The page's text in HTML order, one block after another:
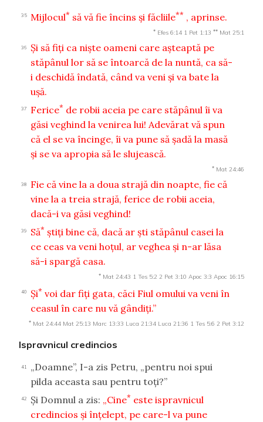
35 Mijlocul* să vă fie încins şi făcliile** , aprinse.
* Efes 6:14 1 Pet 1:13 ** Mat 25:1
36
Şi să fiţi ca nişte oameni care aşteaptă pe
stăpânul lor să se întoarcă de la nuntă, ca să-
i deschidă îndată, când va veni şi va bate la
uşă.
37 Ferice* de robii aceia pe care stăpânul îi va
găsi veghind la venirea lui! Adevărat vă spun
că el se va încinge, îi va pune să şadă la masă
şi se va apropia să le slujească.
* Mat 24:46
38
Fie că vine la a doua strajă din noapte, fie că
vine la a treia strajă, ferice de robii aceia,
dacă-i va găsi veghind!
39 Să* ştiţi bine că, dacă ar şti stăpânul casei la
ce ceas va veni hoţul, ar veghea şi n-ar lăsa
să-i spargă casa.
* Mat 24:43 1 Tes 5:2 2 Pet 3:10 Apoc 3:3 Apoc 16:15
40 Şi* voi dar fiţi gata, căci Fiul omului va veni în
ceasul în care nu vă gândiţi.”
* Mat 24:44 Mat 25:13 Marc 13:33 Luca 21:34 Luca 21:36 1 Tes 5:6 2 Pet 3:12
Ispravnicul credincios
41
„Doamne”, I-a zis Petru, „pentru noi spui
pilda aceasta sau pentru toţi?”
42 Şi Domnul a zis: „Cine* este ispravnicul
credincios şi înţelept, pe care-l va pune